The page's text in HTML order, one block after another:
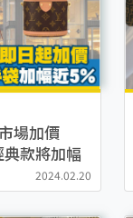
場加價
款將加幅
2024.02.20